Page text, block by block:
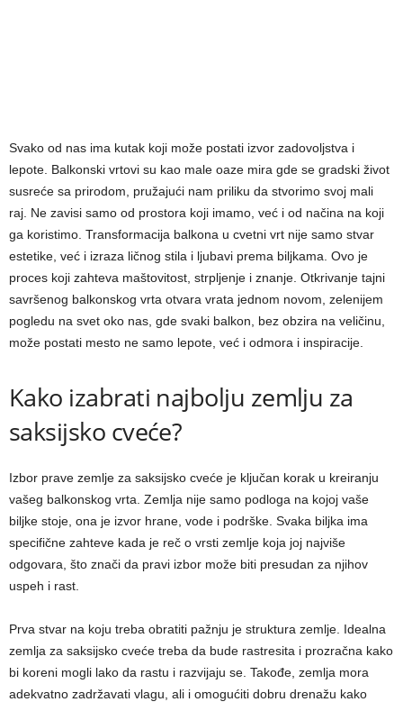
Svako od nas ima kutak koji može postati izvor zadovoljstva i
lepote. Balkonski vrtovi su kao male oaze mira gde se gradski život
susreće sa prirodom, pružajući nam priliku da stvorimo svoj mali
raj. Ne zavisi samo od prostora koji imamo, već i od načina na koji
ga koristimo. Transformacija balkona u cvetni vrt nije samo stvar
estetike, već i izraza ličnog stila i ljubavi prema biljkama. Ovo je
proces koji zahteva maštovitost, strpljenje i znanje. Otkrivanje tajni
savršenog balkonskog vrta otvara vrata jednom novom, zelenijem
pogledu na svet oko nas, gde svaki balkon, bez obzira na veličinu,
može postati mesto ne samo lepote, već i odmora i inspiracije.
Kako izabrati najbolju zemlju za
saksijsko cveće?
Izbor prave zemlje za saksijsko cveće je ključan korak u kreiranju
vašeg balkonskog vrta. Zemlja nije samo podloga na kojoj vaše
biljke stoje, ona je izvor hrane, vode i podrške. Svaka biljka ima
specifične zahteve kada je reč o vrsti zemlje koja joj najviše
odgovara, što znači da pravi izbor može biti presudan za njihov
uspeh i rast.
Prva stvar na koju treba obratiti pažnju je struktura zemlje. Idealna
zemlja za saksijsko cveće treba da bude rastresita i prozračna kako
bi koreni mogli lako da rastu i razvijaju se. Takođe, zemlja mora
adekvatno zadržavati vlagu, ali i omogućiti dobru drenažu kako